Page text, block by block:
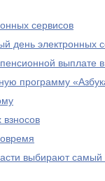
сервисов
день электронных
выплате
программу
выбирают